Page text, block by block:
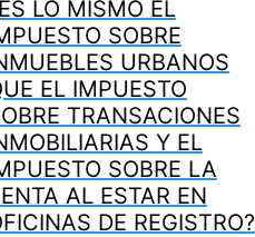
LO MISMO EL
SOBRE
URBANOS
EL IMPUESTO
TRANSACIONES
Y EL
SOBRE LA
AL ESTAR EN
DE REGISTRO?